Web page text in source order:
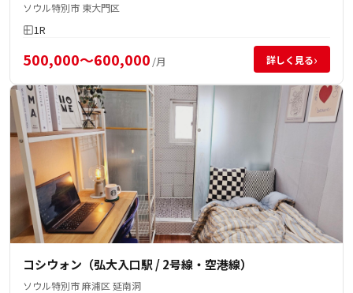
ソウル特別市 東大門区
1R
500,000～600,000 /月 詳しく見る›
コシウォン（弘大入口駅 / 2号線・空港線）
ソウル特別市 麻浦区 延南洞